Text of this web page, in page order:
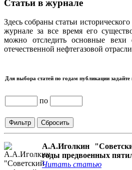
Статьи в журнале
Здесь собраны статьи
журнале за все время его
можно отследить основные вехи
отечественной нефтегазовой
Для выбора статей по годам публикации задайте
по
А.А.Иголкин
годы предвоенных
Читать статью